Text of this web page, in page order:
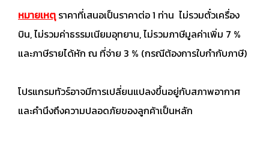
หมายเหตุ ราคาที่เสนอเป็นราคาต่อ 1 ท่าน ไม่รวมตั๋วเครื่อง
บิน, ไม่รวมค่าธรรมเนียมอุทยาน, ไม่รวมภาษีมูลค่าเพิ่ม 7 %
และภาษีรายได้หัก ณ ที่จ่าย 3 % (กรณีต้องการใบกำกับภาษี)
โปรแกรมทัวร์อาจมีการเปลี่ยนแปลงขึ้นอยู่กับสภาพอากาศ
และคำนึงถึงความปลอดภัยของลูกค้าเป็นหลัก